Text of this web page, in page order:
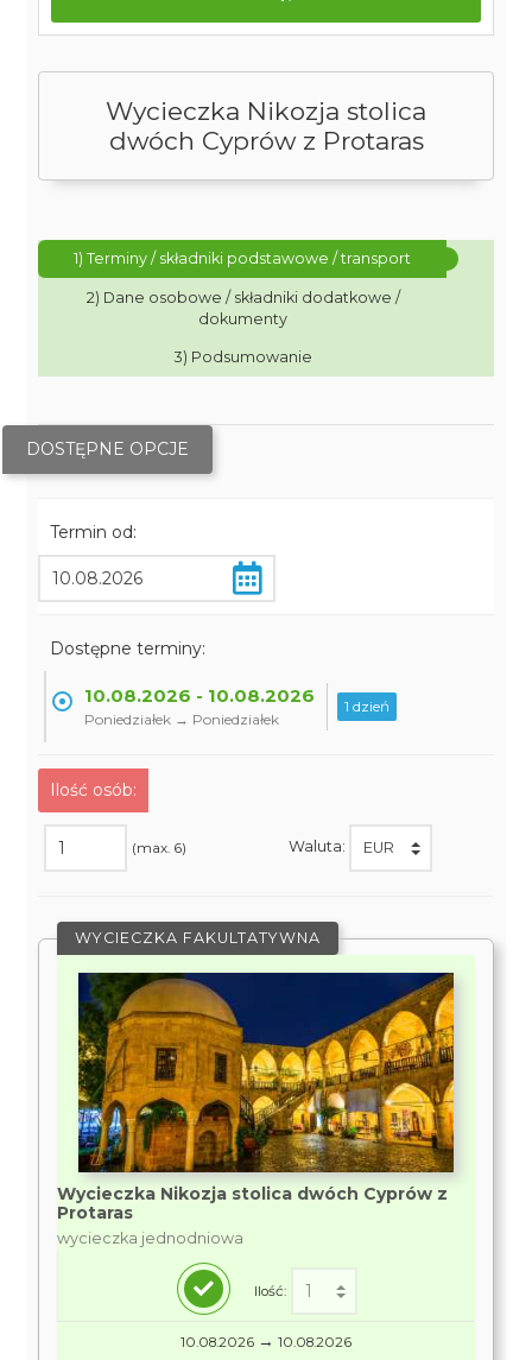
Wycieczka Nikozja stolica
dwóch Cyprów z Protaras
1) Terminy / składniki podstawowe / transport
2) Dane osobowe / składniki dodatkowe /
dokumenty
3) Podsumowanie
DOSTĘPNE OPCJE
Termin od:
Dostępne terminy:
10.08.2026 - 10.08.2026
Poniedziałek → Poniedziałek
1 dzień
Ilość osób:
(max. 6) Waluta:
WYCIECZKA FAKULTATYWNA
Wycieczka Nikozja stolica dwóch Cyprów z
Protaras
wycieczka jednodniowa
Ilość:
10.08.2026 → 10.08.2026